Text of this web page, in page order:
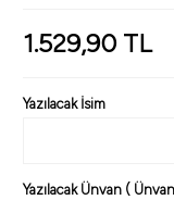
1.529,90TL
Yazılacak İsim
Yazılacak Ünvan (